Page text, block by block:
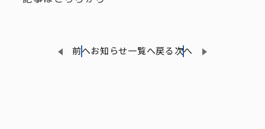
前へお知らせ一覧へ戻る次へ